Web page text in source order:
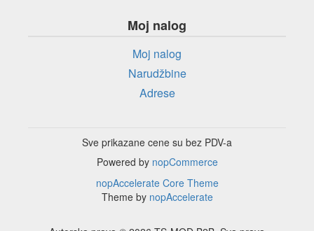
Moj nalog
Moj nalog
Narudžbine
Adrese
Sve prikazane cene su bez PDV-a
Powered by nopCommerce
nopAccelerate Core Theme
Theme by nopAccelerate